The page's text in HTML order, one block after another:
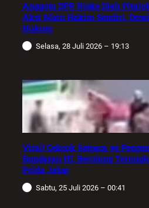
Anggota DPR Rieke Diah
Aksi Main Hakim Sendiri,
Hukum
Selasa, 28 Juli 2026 – 19:13
Viral! Cekcok Satpam vs
Bundaran HI, Berujung
Polda Jabar
Sabtu, 25 Juli 2026 – 00:41